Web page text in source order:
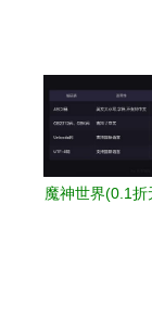
魔神世界(0.1折